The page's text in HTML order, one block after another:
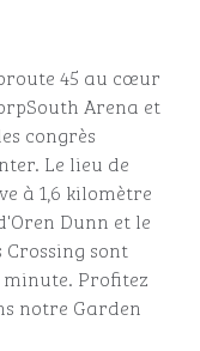
45 au cœur
Arena et
congrès
Le lieu de
à 1,6 kilomètre
Dunn et le
sont
minute. Profitez
notre Garden